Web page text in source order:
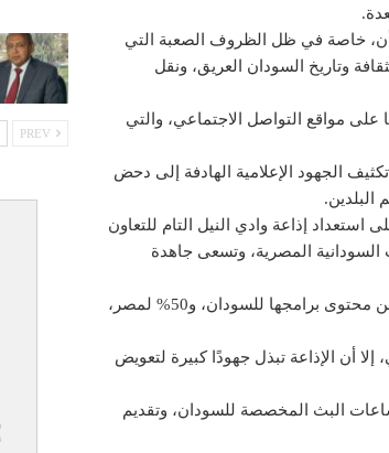
خاصة في ظل الظروف الصعبة التي
وتاريخ السودان العريق، ونقل
على مواقع التواصل الاجتماعي، والتي
الجهود الإعلامية الهادفة إلى دحض
البلدين.
إذاعة وادي النيل التام للتعاون
السودانية المصرية، وتسعى جاهدة
وأوضح الدكتور صادق أن فلسفة عمل إذاعة وادي النيل تقوم على تخصيص 50% من محتوى برامجها للسودان، و50% لمصر،
أن الإذاعة تبذل جهودًا كبيرة لتعويض
البث المخصصة للسودان، وتقديم